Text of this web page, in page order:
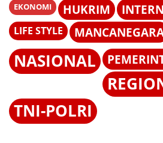
EKONOMI HUKRIM
LIFE STYLE
NASIONAL
TNI-POLRI